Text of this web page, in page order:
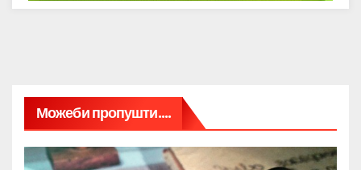
Можеби пропушти....